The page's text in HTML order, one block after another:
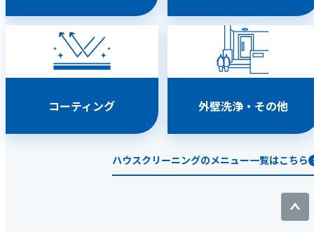
コーティング 外壁洗浄・その他
ハウスクリーニングのメニュー一覧はこちら